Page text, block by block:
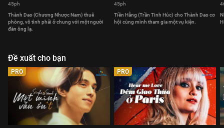
45ph
Thành Dao (Chương Nhược Nam) thuê
phòng, vô tình phải ở chung với một người
đàn ông lạ.
45ph
Tiền Hằng (Trần Tinh Húc) cho Thành Dao cơ
hội cùng mình tham gia một vụ kiện.
Đề xuất cho bạn
PRO PRO